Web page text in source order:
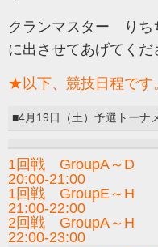
クランマスター りち
に出させてあげてくだ
★以下、競技日程です
■4月19日（土）予選トーナ
1回戦 GroupA～D
20:00-21:00
1回戦 GroupE～H
21:00-22:00
2回戦 GroupA～H
22:00-23:00